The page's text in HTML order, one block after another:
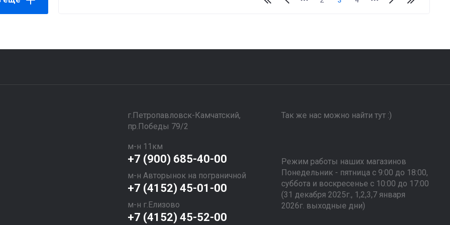
​​​​​​​г.Петропавловск-Камчатский,
пр.Победы 79/2
м-н 11км
+7 (900) 685-40-00
м-н Авторынок на пограничной
+7 (4152) 45-01-00
м-н г.Елизово
+7 (4152) 45-52-00
Так же нас можно найти тут :)
Режим работы наших магазинов
Понедельник - пятница с 9:00 до 18:00,
суббота и воскресенье с 10:00 до 17:00
(31 декабря 2025г., 1,2,3,7 января
2026г. выходные дни)